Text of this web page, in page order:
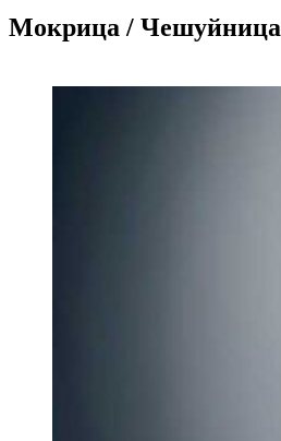
Мокрица / Чешуйница